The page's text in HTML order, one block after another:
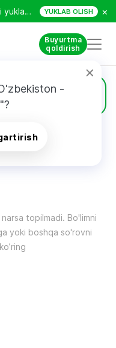
Smartfoningizga bizning bepul ilovani yuklab oling! YUKLAB OLISH ×
Buyurtma
qoldirish
-
topilmadi. Bo'limni
yoki boshqa so'rovni